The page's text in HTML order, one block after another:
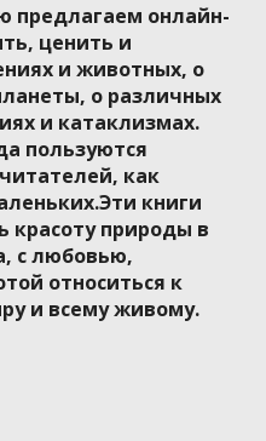
предлагаем онлайн-
ценить и
и животных, о
о различных
и катаклизмах.
пользуются
как
книги
красоту природы в
с любовью,
относиться к
и всему живому.